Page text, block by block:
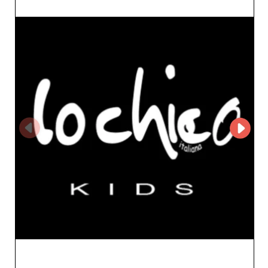
uzupełniać stany magazynowe. Trafna decyzja o
współpracy z Piero Peng zapewnia atrakcyjne marże
oraz wyjątkowy stosunek jakości do ceny, który
przekona Twoich klientów końcowych. Wybierając Piero
Peng, stawiasz na solidne partnerstwo z ważnym
graczem włoskiego przemysłu tekstylnego, znanym z
know‑how i dążenia do doskonałości. Wzmocnij swoją
ofertę, proponując odzież odpowiadającą oczekiwaniom
nowoczesnych rodzin, jednocześnie korzystając ze
współpracy opartej na zaufaniu i sukcesie.